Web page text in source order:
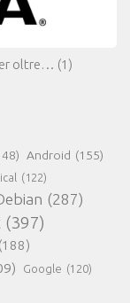
oltre… (1)
Android (155)
(122)
(287)
(397)
(188)
Google (120)